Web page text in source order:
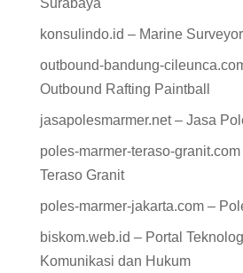
Surabaya
konsulindo.id – Marine
outbound-bandung-
Outbound Rafting Paintball
jasapolesmarmer.net – Jasa
poles-marmer-teraso-
Teraso Granit
poles-marmer-jakarta.com –
biskom.web.id – Portal
Komunikasi dan Hukum